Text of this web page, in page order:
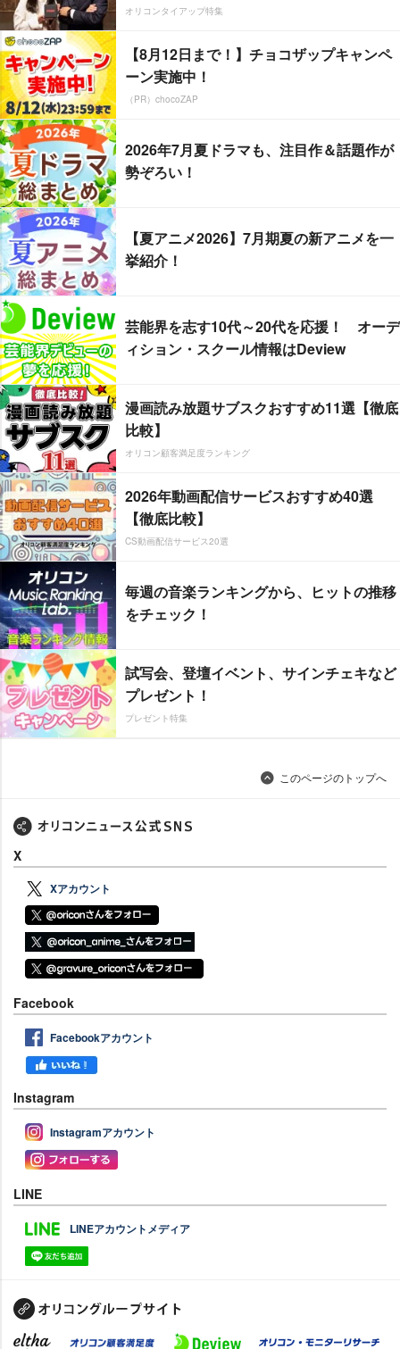
オリコンタイアップ特集
【8月12日まで！】チョコザップキャンペ
ーン実施中！
（PR）chocoZAP
2026年7月夏ドラマも、注目作＆話題作が
勢ぞろい！
【夏アニメ2026】7月期夏の新アニメを一
挙紹介！
芸能界を志す10代～20代を応援！ オーデ
ィション・スクール情報はDeview
漫画読み放題サブスクおすすめ11選【徹底
比較】
オリコン顧客満足度ランキング
2026年動画配信サービスおすすめ40選
【徹底比較】
CS動画配信サービス20選
毎週の音楽ランキングから、ヒットの推移
をチェック！
試写会、登壇イベント、サインチェキなど
プレゼント！
プレゼント特集
このページのトップへ
X
Xアカウント
Facebook
Facebookアカウント
Instagram
Instagramアカウント
LINE
LINEアカウントメディア